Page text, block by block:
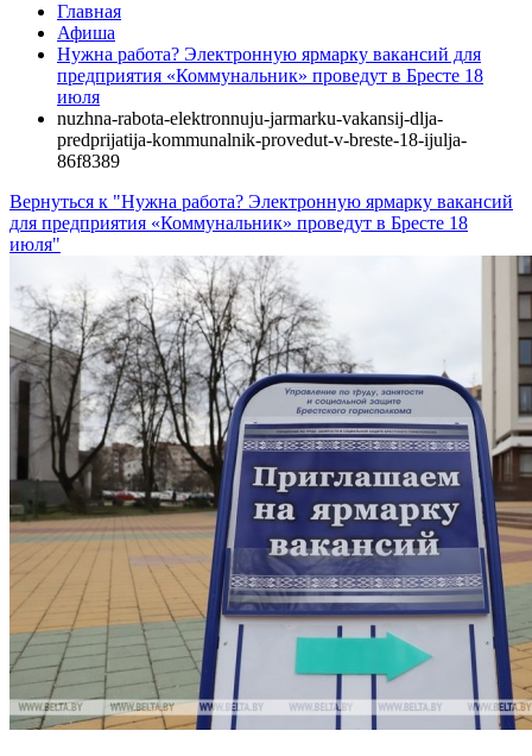
Главная
Афиша
Нужна работа? Электронную ярмарку вакансий для
предприятия «Коммунальник» проведут в Бресте 18
июля
nuzhna-rabota-elektronnuju-jarmarku-vakansij-dlja-
predprijatija-kommunalnik-provedut-v-breste-18-ijulja-
86f8389
Вернуться к "Нужна работа? Электронную ярмарку вакансий
для предприятия «Коммунальник» проведут в Бресте 18
июля"